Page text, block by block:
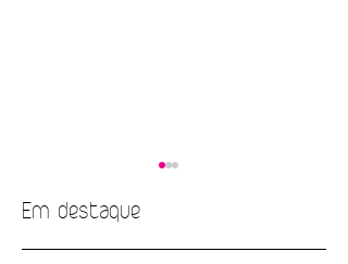
Em destaque